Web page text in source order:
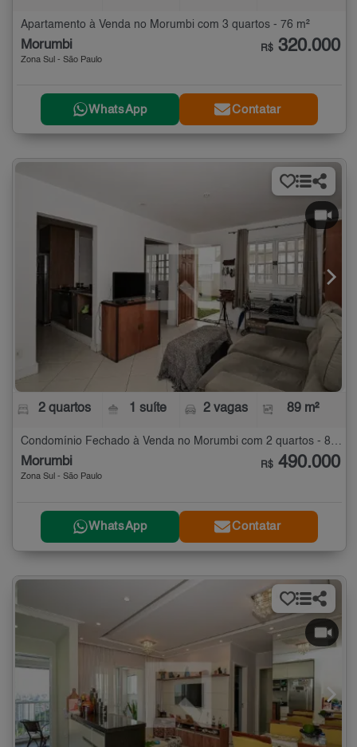
Apartamento à Venda no Morumbi com 3 quartos - 76 m²
Morumbi
Zona Sul - São Paulo
R$ 320.000
WhatsApp Contatar
2 quartos 1 suíte 2 vagas 89 m²
Condomínio Fechado à Venda no Morumbi com 2 quartos - 89 m²
Morumbi
Zona Sul - São Paulo
R$ 490.000
WhatsApp Contatar